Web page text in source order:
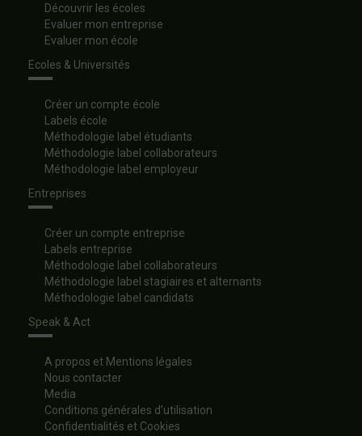
Découvrir les écoles
Evaluer mon entreprise
Evaluer mon école
Ecoles & Universités
Créer un compte école
Labels école
Méthodologie label étudiants
Méthodologie label collaborateurs
Méthodologie label employeur
Entreprises
Créer un compte entreprise
Labels entreprise
Méthodologie label collaborateurs
Méthodologie label stagiaires et alternants
Méthodologie label candidats
Speak & Act
A propos et Mentions légales
Nous contacter
Media
Conditions générales d’utilisation
Confidentialités et Cookies